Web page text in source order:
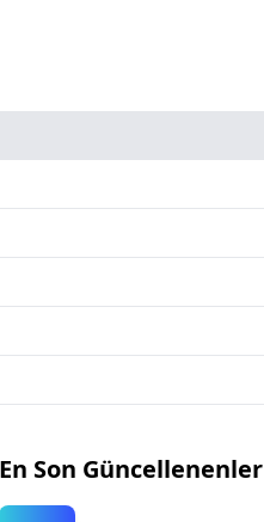
En Son Güncellenenler